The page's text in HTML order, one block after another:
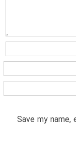
Save my